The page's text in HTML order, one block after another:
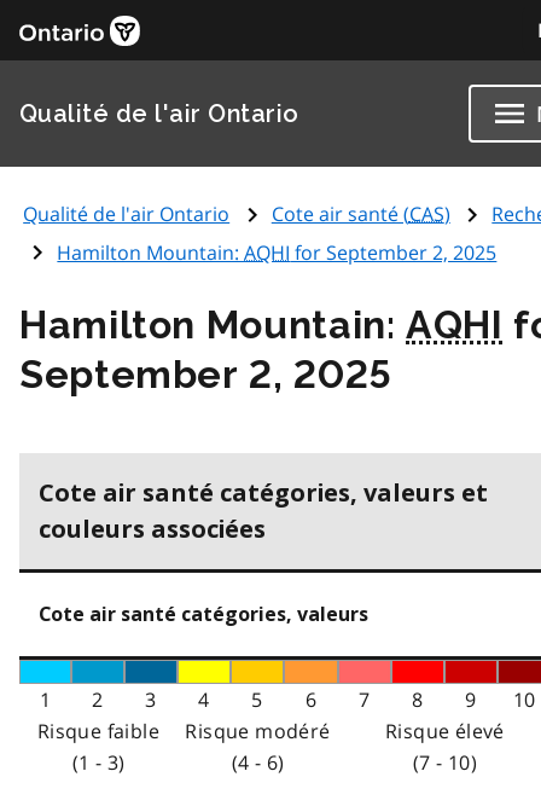
Qualité de l'air Ontario
Qualité de l'air Ontario Cote air santé (CAS)
Hamilton Mountain:AQHI for September 2, 2025
Hamilton Mountain:AQHI
September 2, 2025
Cote air santé catégories, valeurs et
couleurs associées
Cote air santé catégories, valeurs
1 2 3 4 5 6 7 8 9
10
Risque faible
(1 - 3)
Risque modéré
(4 - 6)
Risque élevé
(7 - 10)